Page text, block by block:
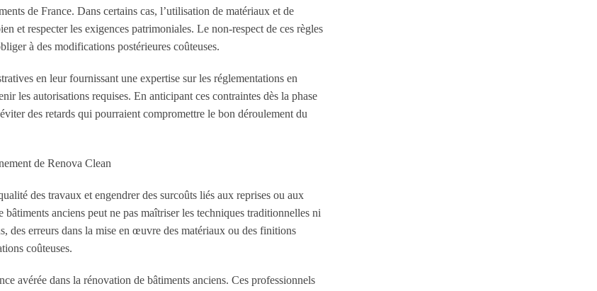
de France. Dans certains cas, l’utilisation de matériaux et de
et respecter les exigences patrimoniales. Le non-respect de ces règles
à des modifications postérieures coûteuses.
en leur fournissant une expertise sur les réglementations en
les autorisations requises. En anticipant ces contraintes dès la phase
des retards qui pourraient compromettre le bon déroulement du
de Renova Clean
des travaux et engendrer des surcoûts liés aux reprises ou aux
anciens peut ne pas maîtriser les techniques traditionnelles ni
des erreurs dans la mise en œuvre des matériaux ou des finitions
coûteuses.
avérée dans la rénovation de bâtiments anciens. Ces professionnels